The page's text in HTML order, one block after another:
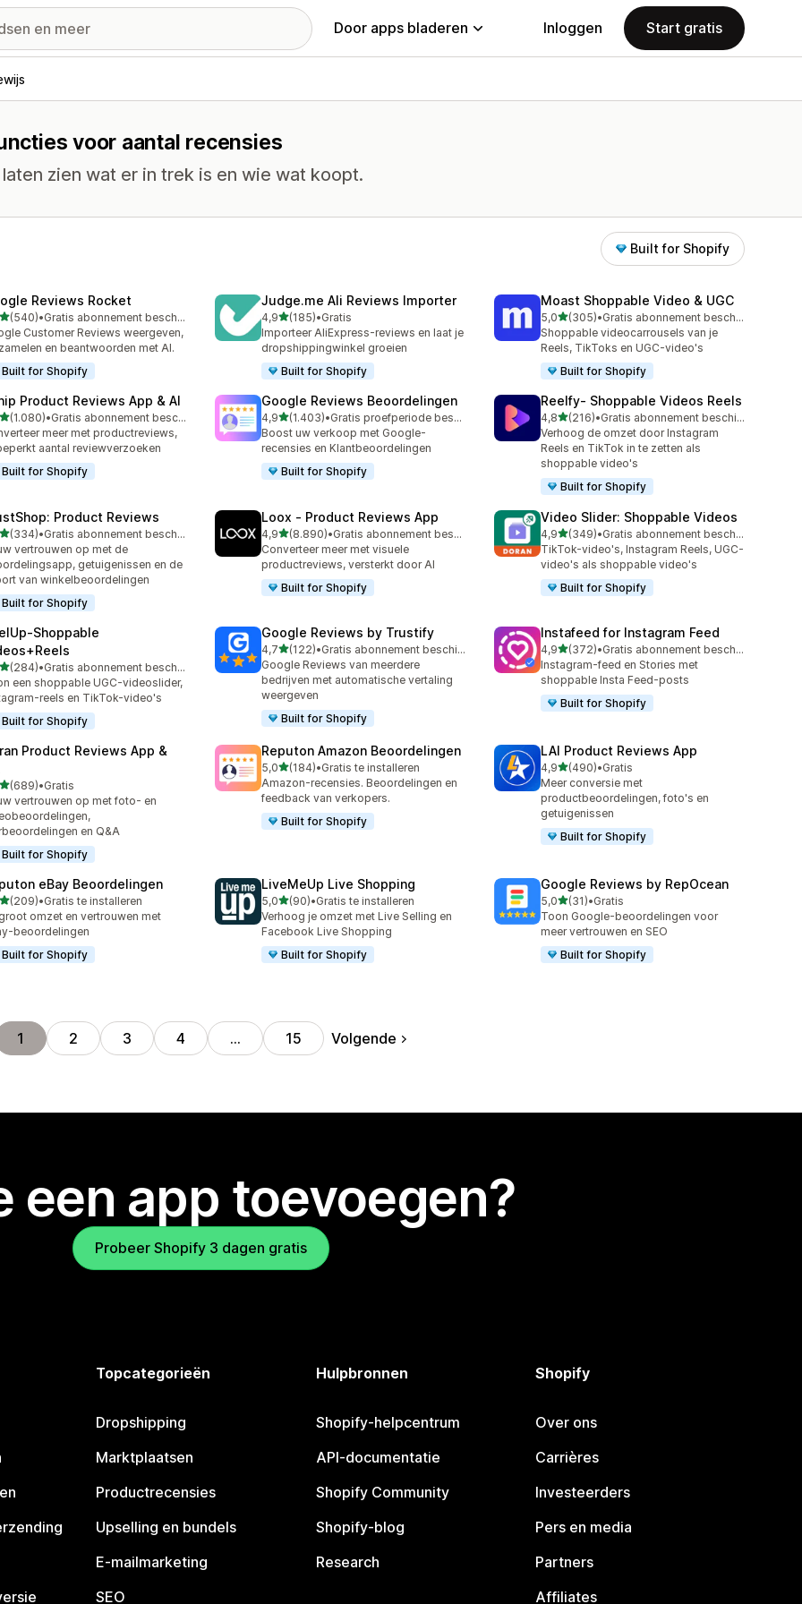
Door apps bladeren Inloggen Start gratis
voor aantal recensies
zien wat er in trek is en wie wat koopt.
Built for Shopify
Reviews Rocket
van 5 sterren
(540)
recensies in totaal
•
Gratis abonnement beschikbaar
Customer Reviews weergeven,
en beantwoorden met AI.
Built for Shopify
Judge.me Ali Reviews Importer
4,9van 5 sterren
(185)
185 recensies in totaal
•Gratis
Importeer AliExpress-reviews en laat je
dropshippingwinkel groeien
Built for Shopify
Moast Shoppable Video & UGC
5,0van 5 sterren
(305)
305 recensies in totaal
•
Gratis abonnement beschikbaar
Shoppable videocarrousels van je
Reels, TikToks en UGC-video's
Built for Shopify
Product Reviews App & AI
van 5 sterren
(1.080)
recensies in totaal
•
Gratis abonnement beschikbaar
meer met productreviews,
aantal reviewverzoeken
Built for Shopify
Google Reviews Beoordelingen
4,9van 5 sterren
(1.403)
1403 recensies in totaal
•
Gratis proefperiode beschikbaar
Boost uw verkoop met Google-
recensies en Klantbeoordelingen
Built for Shopify
Reelfy‑ Shoppable Videos Reels
4,8van 5 sterren
(216)
216 recensies in totaal
•
Gratis abonnement beschikbaar
Verhoog de omzet door Instagram
Reels en TikTok in te zetten als
shoppable video's
Built for Shopify
Product Reviews
van 5 sterren
(334)
recensies in totaal
•
Gratis abonnement beschikbaar
vertrouwen op met de
getuigenissen en de
van winkelbeoordelingen
Built for Shopify
Loox ‑ Product Reviews App
4,9van 5 sterren
(8.890)
8890 recensies in totaal
•
Gratis abonnement beschikbaar
Converteer meer met visuele
productreviews, versterkt door AI
Built for Shopify
Video Slider: Shoppable Videos
4,9van 5 sterren
(349)
349 recensies in totaal
•
Gratis abonnement beschikbaar
TikTok-video's, Instagram Reels, UGC-
video's als shoppable video's
Built for Shopify
van 5 sterren
(284)
recensies in totaal
•
Gratis abonnement beschikbaar
een shoppable UGC-videoslider,
reels en TikTok-video's
Built for Shopify
Google Reviews by Trustify
4,7van 5 sterren
(122)
122 recensies in totaal
•
Gratis abonnement beschikbaar
Google Reviews van meerdere
bedrijven met automatische vertaling
weergeven
Built for Shopify
Instafeed for Instagram Feed
4,9van 5 sterren
(372)
372 recensies in totaal
•
Gratis abonnement beschikbaar
Instagram-feed en Stories met
shoppable Insta Feed-posts
Built for Shopify
Product Reviews App &
van 5 sterren
(689)
recensies in totaal
•Gratis
vertrouwen op met foto- en
en Q&A
Built for Shopify
Reputon Amazon Beoordelingen
5,0van 5 sterren
(184)
184 recensies in totaal
•Gratis te installeren
Amazon-recensies. Beoordelingen en
feedback van verkopers.
Built for Shopify
LAI Product Reviews App
4,9van 5 sterren
(490)
490 recensies in totaal
•Gratis
Meer conversie met
productbeoordelingen, foto's en
getuigenissen
Built for Shopify
eBay Beoordelingen
van 5 sterren
(209)
recensies in totaal
•Gratis te installeren
omzet en vertrouwen met
beoordelingen
Built for Shopify
LiveMeUp Live Shopping
5,0van 5 sterren
(90)
90 recensies in totaal
•Gratis te installeren
Verhoog je omzet met Live Selling en
Facebook Live Shopping
Built for Shopify
Google Reviews by RepOcean
5,0van 5 sterren
(31)
31 recensies in totaal
•Gratis
Toon Google-beoordelingen voor
meer vertrouwen en SEO
Built for Shopify
1 2 3 4 … 15 Volgende
een app toevoegen?
Probeer Shopify 3 dagen gratis
Topcategorieën
Dropshipping
Marktplaatsen
Productrecensies
Upselling en bundels
E-mailmarketing
SEO
Hulpbronnen
Shopify-helpcentrum
API-documentatie
Shopify Community
Shopify-blog
Research
Shopify
Over ons
Carrières
Investeerders
Pers en media
Partners
Affiliates